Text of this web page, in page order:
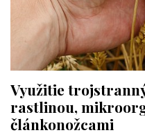
Využitie
rastlinou,
článkonožcami